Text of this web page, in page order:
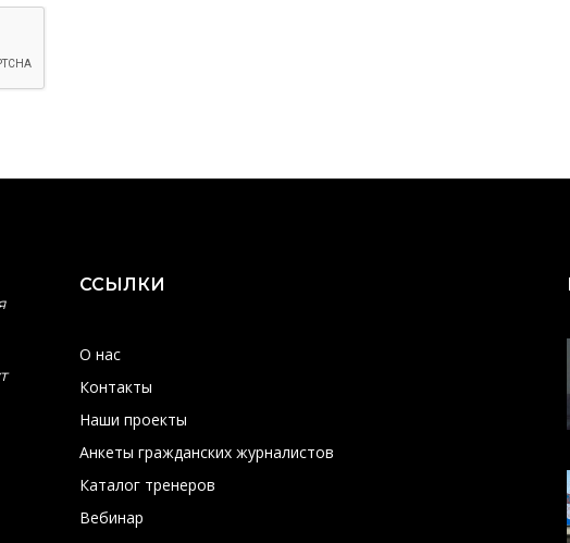
ССЫЛКИ
О нас
Контакты
Наши проекты
Анкеты гражданских журналистов
Каталог тренеров
Вебинар